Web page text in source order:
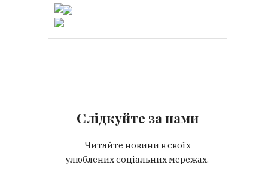
Слідкуйте за нами
Читайте новини в своїх
улюблених соціальних мережах.